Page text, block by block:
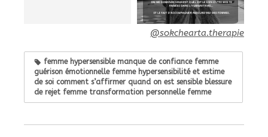
@sokchearta.therapie
femme hypersensible manque de confiance femme
guérison émotionnelle femme hypersensibilité et estime
de soi comment s’affirmer quand on est sensible blessure
de rejet femme transformation personnelle femme